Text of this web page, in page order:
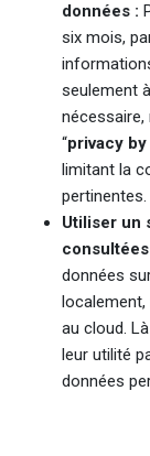
données :
six mois,
seulement
nécessaire,
“privacy
limitant la
pertinentes.
Utiliser un
consultées
données
localement,
au cloud.
leur utilité
données